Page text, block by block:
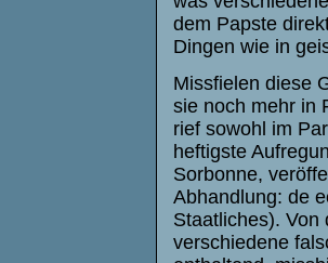
dem Papste
Dingen wie in
Missfielen diese
sie noch mehr in
rief sowohl im
heftigste
Sorbonne,
Abhandlung: de
Staatliches). Von
verschiedene